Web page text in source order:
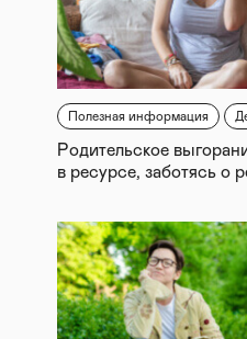
Полезная информация
Родительское
в ресурсе, заботясь о